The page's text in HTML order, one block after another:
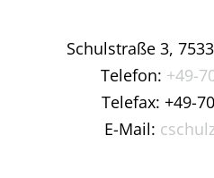
Schulstraße 3,
Telefon: +49-
Telefax: +49-
E-Mail: